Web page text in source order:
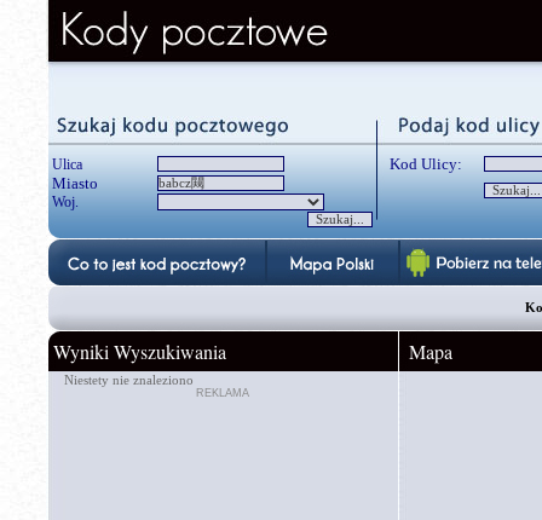
Ulica
Miasto
Woj.
Kod Ulicy:
Wyniki Wyszukiwania
Niestety nie znaleziono
REKLAMA
Mapa